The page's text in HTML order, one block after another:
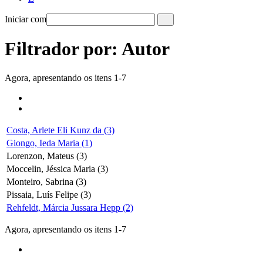
Iniciar com
Filtrador por: Autor
Agora, apresentando os itens 1-7
Costa, Arlete Eli Kunz da (3)
Giongo, Ieda Maria (1)
Lorenzon, Mateus (3)
Moccelin, Jéssica Maria (3)
Monteiro, Sabrina (3)
Pissaia, Luís Felipe (3)
Rehfeldt, Márcia Jussara Hepp (2)
Agora, apresentando os itens 1-7